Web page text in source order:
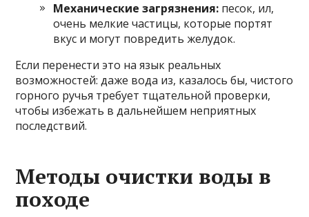
Механические загрязнения: песок, ил,
очень мелкие частицы, которые портят
вкус и могут повредить желудок.
Если перенести это на язык реальных
возможностей: даже вода из, казалось бы, чистого
горного ручья требует тщательной проверки,
чтобы избежать в дальнейшем неприятных
последствий.
Методы очистки воды в
походе